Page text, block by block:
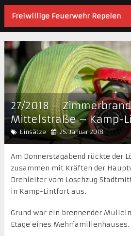
Freiwillige Feuerwehr Repelen
27/2018 –
Mittelstraße – Kamp-
Einsätze 25. Januar 2018
Am Donnerstagabend rückte der
zusammen mit Kräften der
Drehleiter vom Löschzug
in Kamp-Lintfort aus.
Grund war ein brennender
Etage eines Mehrfamilienhauses.